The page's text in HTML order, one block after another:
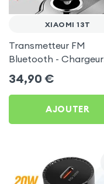
XIAOMI 13T
Transmetteur FM
Bluetooth - Chargeur
Voiture USB C + USB -
Swissten
34,90 €
AJOUTER